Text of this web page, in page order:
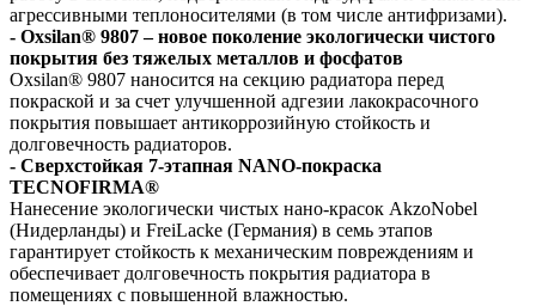
агрессивными теплоносителями (в том числе антифризами).
- Oxsilan® 9807 – новое поколение экологически чистого
покрытия без тяжелых металлов и фосфатов
Oxsilan® 9807 наносится на секцию радиатора перед
покраской и за счет улучшенной адгезии лакокрасочного
покрытия повышает антикоррозийную стойкость и
долговечность радиаторов.
- Сверхстойкая 7-этапная NANO-покраска
TECNOFIRMA®
Нанесение экологически чистых нано-красок AkzoNobel
(Нидерланды) и FreiLacke (Германия) в семь этапов
гарантирует стойкость к механическим повреждениям и
обеспечивает долговечность покрытия радиатора в
помещениях с повышенной влажностью.